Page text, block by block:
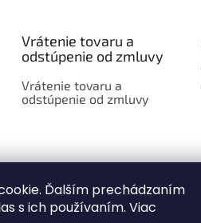
Ďalším prechádzaním
s ich používaním. Viac
Vrátenie tovaru a
odstúpenie od zmluvy
Vrátenie tovaru a
odstúpenie od zmluvy